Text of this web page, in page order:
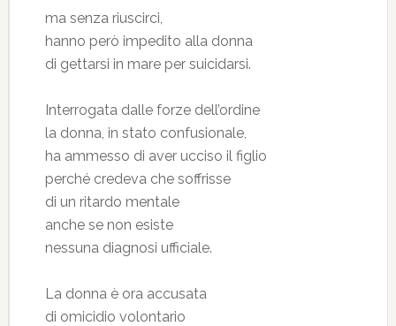
ma senza riuscirci,
hanno però impedito alla donna
di gettarsi in mare per suicidarsi.
Interrogata dalle forze dell’ordine
la donna, in stato confusionale,
ha ammesso di aver ucciso il figlio
perché credeva che soffrisse
di un ritardo mentale
anche se non esiste
nessuna diagnosi ufficiale.
La donna è ora accusata
di omicidio volontario